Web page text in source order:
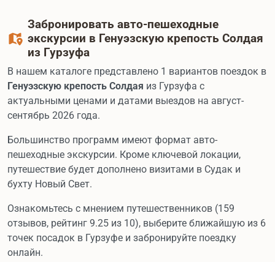
Забронировать авто-пешеходные
экскурсии в Генуэзскую крепость Солдая
из Гурзуфа
В нашем каталоге представлено 1 вариантов поездок в
Генуэзскую крепость Солдая из Гурзуфа с
актуальными ценами и датами выездов на август-
сентябрь 2026 года.
Большинство программ имеют формат авто-
пешеходные экскурсии. Кроме ключевой локации,
путешествие будет дополнено визитами в Судак и
бухту Новый Свет.
Ознакомьтесь с мнением путешественников (159
отзывов, рейтинг 9.25 из 10), выберите ближайшую из 6
точек посадок в Гурзуфе и забронируйте поездку
онлайн.